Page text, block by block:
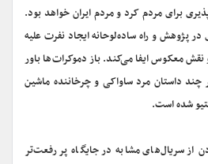
برای مردم کرد و مردم ایران خواهد بود.
پژوهش و راه ساده‌لوحانه ایجاد نفرت علیه
معکوس ایفا می‌کند. باز دموکرات‌ها باور
چند داستان مرد ساواکی و چرخاننده ماشین
شده است.
از سریال‌های مشابه در جایگاه پر رفعت‌تر